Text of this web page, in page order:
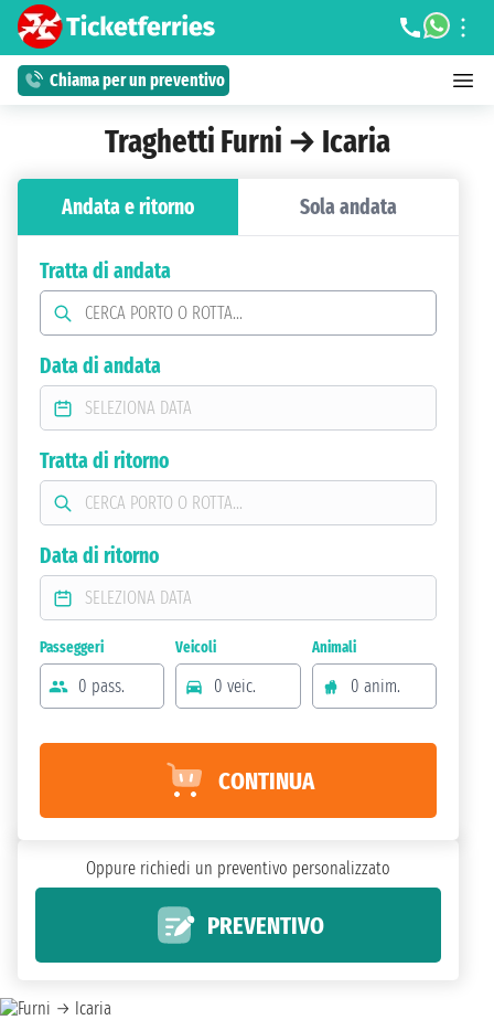
Chiama per un preventivo
Traghetti Furni → Icaria
Andata e ritorno Sola andata
Tratta di andata
Data di andata
Tratta di ritorno
Data di ritorno
Passeggeri
0 pass.
Veicoli
0 veic.
Animali
0 anim.
CONTINUA
Oppure richiedi un preventivo personalizzato
PREVENTIVO